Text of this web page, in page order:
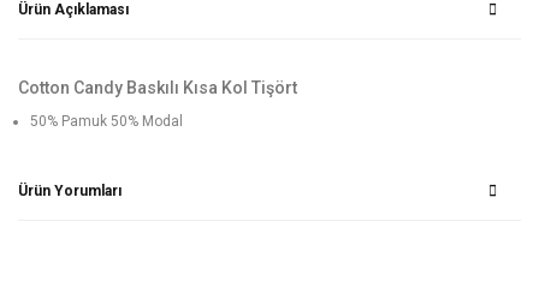
Ürün Açıklaması
Cotton Candy Baskılı Kısa Kol Tişört
50% Pamuk 50% Modal
Ürün Yorumları